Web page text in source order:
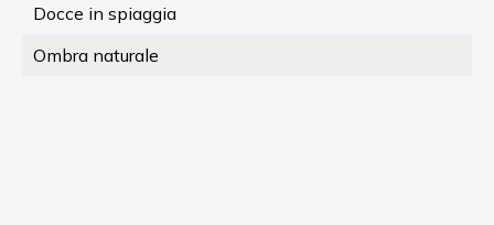
Docce in spiaggia
Ombra naturale